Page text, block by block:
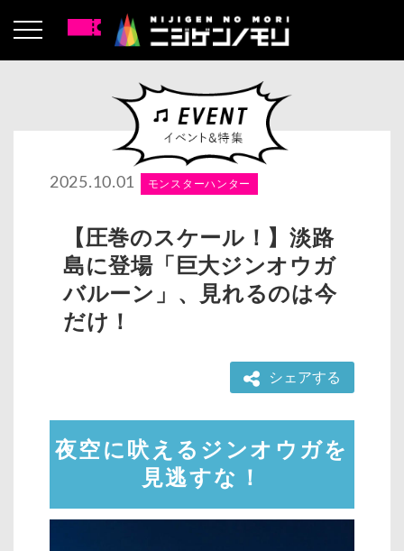
2025.10.01 モンスターハンター
【圧巻のスケール！】淡路
島に登場「巨大ジンオウガ
バルーン」、見れるのは今
だけ！
シェアする
夜空に吠えるジンオウガを
見逃すな！